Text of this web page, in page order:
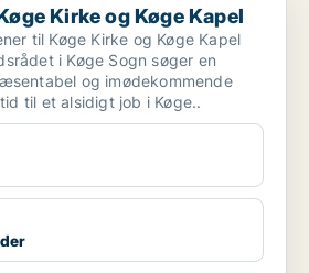
Kirke og Køge Kapel
til Køge Kirke og Køge Kapel
i Køge Sogn søger en
og imødekommende
til et alsidigt job i Køge..